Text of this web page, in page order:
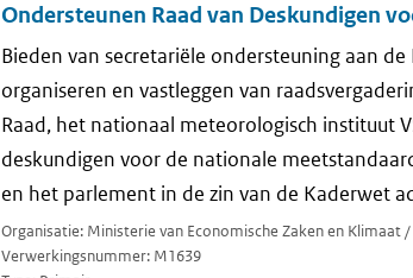
Ondersteunen Raad van Deskundigen
Bieden van secretariële ondersteuning aan
organiseren en vastleggen van
Raad, het nationaal meteorologisch instituut
deskundigen voor de nationale
en het parlement in de zin van de Kaderwet
Organisatie: Ministerie van Economische Zaken en Klimaat
Verwerkingsnummer: M1639